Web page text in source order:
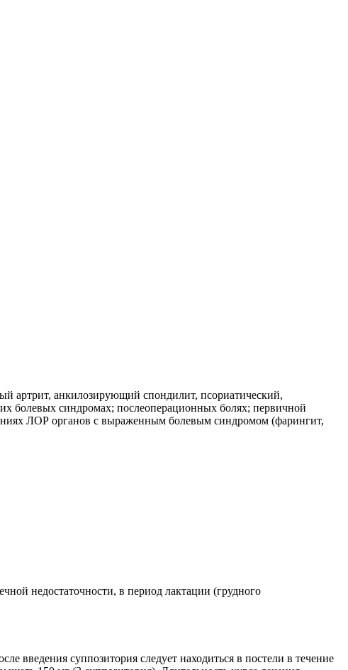
артрит, анкилозирующий спондилит, псориатический,
болевых синдромах; послеоперационных болях; первичной
ЛОР органов с выраженным болевым синдромом (фарингит,
недостаточности, в период лактации (грудного
суппозитория следует находиться в постели в течение